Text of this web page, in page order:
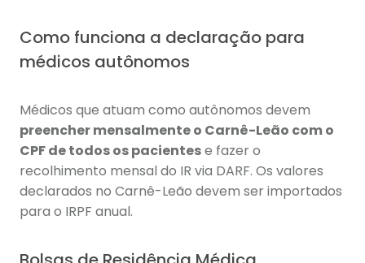
Como funciona a declaração para
médicos autônomos
Médicos que atuam como autônomos devem
preencher mensalmente o Carnê-Leão com o
CPF de todos os pacientese fazer o
recolhimento mensal do IR via DARF. Os valores
declarados no Carnê-Leão devem ser importados
para o IRPF anual.